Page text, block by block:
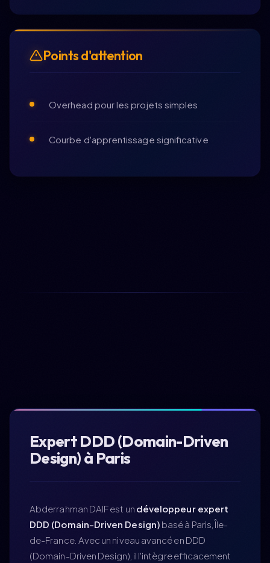
Points d'attention
Overhead pour les projets simples
Courbe d'apprentissage significative
Expert DDD (Domain-Driven
Design) à Paris
Abderrahman DAIF est un développeur expert
DDD (Domain-Driven Design) basé à Paris, Île-
de-France. Avec un niveau avancé en DDD
(Domain-Driven Design), il l'intègre efficacement